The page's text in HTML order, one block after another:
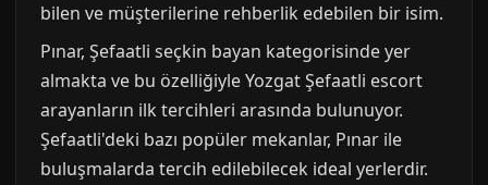
bilen ve müşterilerine rehberlik edebilen bir isim.
Pınar, Şefaatli seçkin bayan kategorisinde yer
almakta ve bu özelliğiyle Yozgat Şefaatli escort
arayanların ilk tercihleri arasında bulunuyor.
Şefaatli'deki bazı popüler mekanlar, Pınar ile
buluşmalarda tercih edilebilecek ideal yerlerdir.